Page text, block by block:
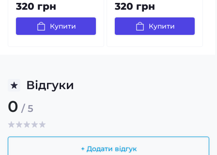
320 грн
Купити
320 грн
Купити
Відгуки
0 / 5
+ Додати відгук